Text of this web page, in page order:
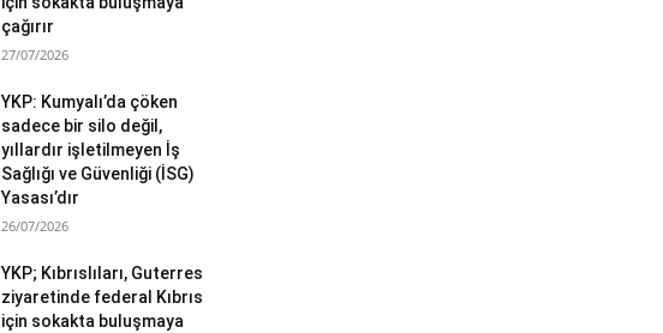
çağırır
27/07/2026
YKP: Kumyalı’da çöken
sadece bir silo değil,
yıllardır işletilmeyen İş
Sağlığı ve Güvenliği (İSG)
Yasası’dır
26/07/2026
YKP; Kıbrıslıları, Guterres
ziyaretinde federal Kıbrıs
için sokakta buluşmaya